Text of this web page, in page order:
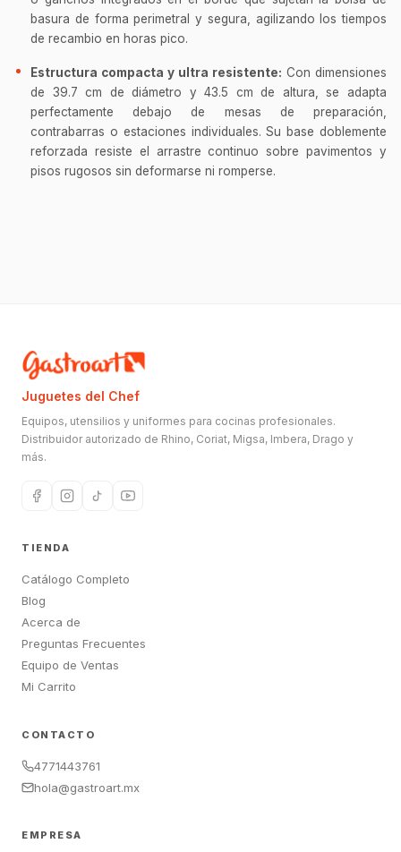
basura de forma perimetral y segura, agilizando los tiempos
de recambio en horas pico.
Estructura compacta y ultra resistente: Con dimensiones
de 39.7 cm de diámetro y 43.5 cm de altura, se adapta
perfectamente debajo de mesas de preparación,
contrabarras o estaciones individuales. Su base doblemente
reforzada resiste el arrastre continuo sobre pavimentos y
pisos rugosos sin deformarse ni romperse.
Juguetes del Chef
Equipos, utensilios y uniformes para cocinas profesionales.
Distribuidor autorizado de Rhino, Coriat, Migsa, Imbera, Drago y
más.
TIENDA
Catálogo Completo
Blog
Acerca de
Preguntas Frecuentes
Equipo de Ventas
Mi Carrito
CONTACTO
4771443761
hola@gastroart.mx
EMPRESA